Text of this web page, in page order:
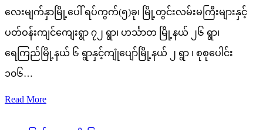
လေးမျက်နှာမြို့ပေါ် ရပ်ကွက်(၅)ခု၊ မြို့တွင်းလမ်းမကြီးများနှင့်
ပတ်ဝန်းကျင်ကျေးရွာ ၇၂ ရွာ၊ ဟင်္သာတ မြို့နယ် ၂၆ ရွာ၊
ရေကြည်မြို့နယ် ၆ ရွာနှင့်ကျုံပျော်မြို့နယ် ၂ ရွာ ၊ စုစုပေါင်း
၁၀၆…
Read More